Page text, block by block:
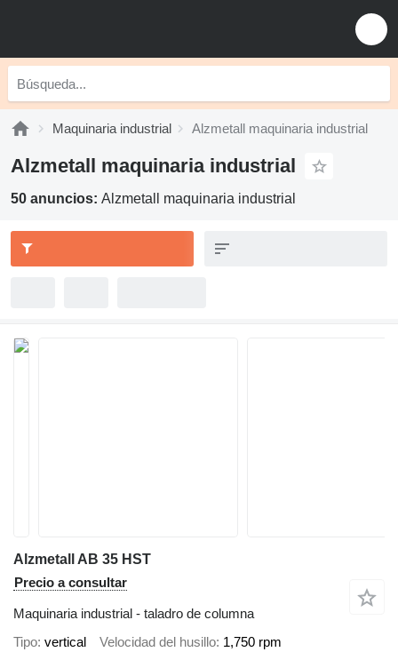
Maquinaria industrial Alzmetall maquinaria industrial
Alzmetall maquinaria industrial
50 anuncios: Alzmetall maquinaria industrial
Alzmetall AB 35 HST
Precio a consultar
Maquinaria industrial - taladro de columna
Tipo vertical Velocidad del husillo 1,750 rpm